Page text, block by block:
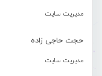
مدیریت سایت
حجت حاجی زاده
مدیریت سایت